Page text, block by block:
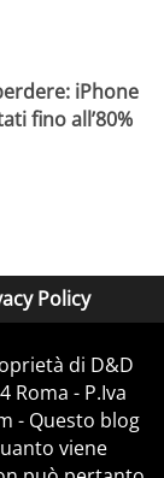
iPhone
fino all’80%
Policy
di D&D
Roma - P.Iva
- Questo blog
viene